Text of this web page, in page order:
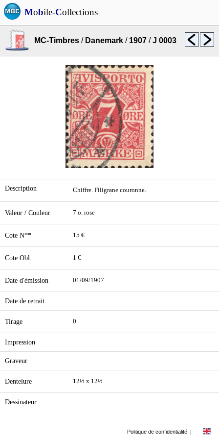
Mobile-Collections
MC-Timbres / Danemark / 1907 /J 0003
Description Chiffre. Filigrane couronne.
Valeur / Couleur 7 o. rose
Cote N** 15 €
Cote Obl. 1 €
Date d'émission 01/09/1907
Date de retrait
Tirage 0
Impression
Graveur
Dentelure 12½ x 12½
Dessinateur
Politique de confidentialité |